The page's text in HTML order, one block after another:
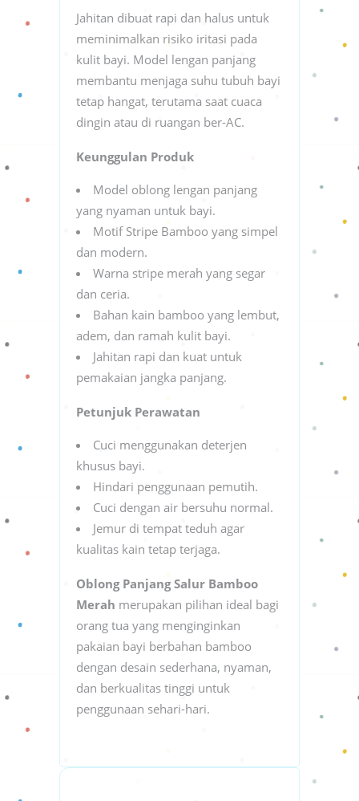
Jahitan dibuat rapi dan halus untuk
meminimalkan risiko iritasi pada
kulit bayi. Model lengan panjang
membantu menjaga suhu tubuh bayi
tetap hangat, terutama saat cuaca
dingin atau di ruangan ber-AC.
Keunggulan Produk
Model oblong lengan panjang
yang nyaman untuk bayi.
Motif Stripe Bamboo yang simpel
dan modern.
Warna stripe merah yang segar
dan ceria.
Bahan kain bamboo yang lembut,
adem, dan ramah kulit bayi.
Jahitan rapi dan kuat untuk
pemakaian jangka panjang.
Petunjuk Perawatan
Cuci menggunakan deterjen
khusus bayi.
Hindari penggunaan pemutih.
Cuci dengan air bersuhu normal.
Jemur di tempat teduh agar
kualitas kain tetap terjaga.
Oblong Panjang Salur Bamboo
Merah merupakan pilihan ideal bagi
orang tua yang menginginkan
pakaian bayi berbahan bamboo
dengan desain sederhana, nyaman,
dan berkualitas tinggi untuk
penggunaan sehari-hari.